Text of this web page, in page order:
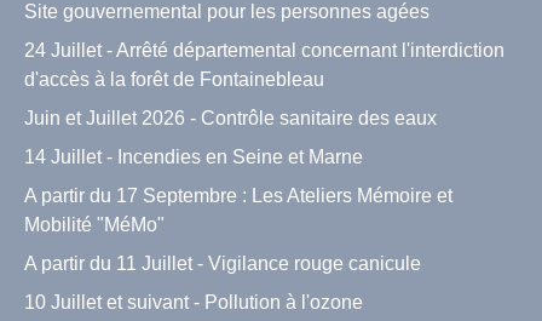
Site gouvernemental pour les personnes agées
24 Juillet - Arrêté départemental concernant l'interdiction
d'accès à la forêt de Fontainebleau
Juin et Juillet 2026 - Contrôle sanitaire des eaux
14 Juillet - Incendies en Seine et Marne
A partir du 17 Septembre : Les Ateliers Mémoire et
Mobilité "MéMo"
A partir du 11 Juillet - Vigilance rouge canicule
10 Juillet et suivant - Pollution à l'ozone